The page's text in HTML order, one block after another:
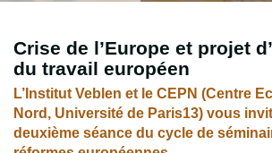
Crise de l’Europe et projet
du travail européen
L’Institut Veblen et le CEPN (Centre
Nord, Université de Paris13) vous
deuxième séance du cycle de